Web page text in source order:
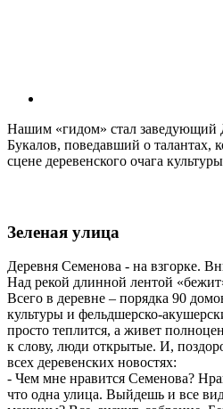
Нашим «гидом» стал заведующий
Букалов, поведавший о талантах,
сцене деревенского очага
Зеленая улица
Деревня Семенова - на взгорке.
Над рекой длинной лентой
Всего в деревне – порядка 90
культуры и фельд­шерско-
просто теплится, а живет
к слову, люди открытые. И,
всех деревенских новостях:
- Чем мне нравится Семенова?
что одна улица. Выйдешь и все